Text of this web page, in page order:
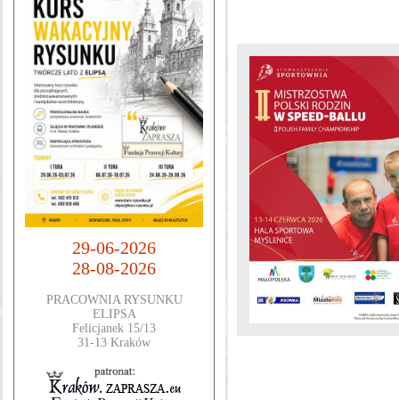
29-06-2026
28-08-2026
PRACOWNIA RYSUNKU
ELIPSA
Felicjanek 15/13
31-13 Kraków